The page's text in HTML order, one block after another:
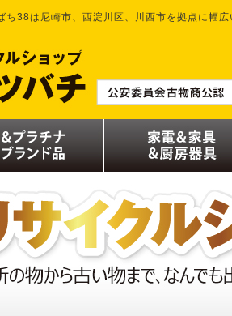
38は尼崎市、西淀川区、川西市を拠点に幅広